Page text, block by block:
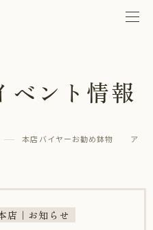
日比谷公園本店
ント情報
本店バイヤーお勧め鉢物 ア
店｜お知らせ